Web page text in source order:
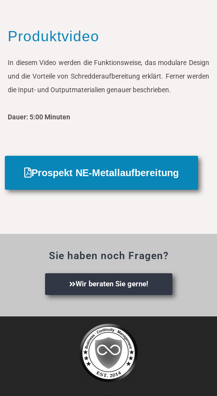
Produktvideo
In diesem Video werden die Funktionsweise, das modulare Design
und die Vorteile von Schredderaufbereitung erklärt. Ferner werden
die Input- und Outputmaterialien genauer beschrieben.
Dauer: 5:00 Minuten
Prospekt NE-Metallaufbereitung
Sie haben noch Fragen?
Wir beraten Sie gerne!